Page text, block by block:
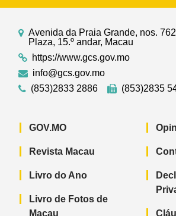
Avenida da Praia Grande, nos.
Plaza, 15.º andar, Macau
https://www.gcs.gov.mo
info@gcs.gov.mo
(853)2833 2886
(853)2835
GOV.MO
Revista Macau
Livro do Ano
Livro de Fotos de
Macau